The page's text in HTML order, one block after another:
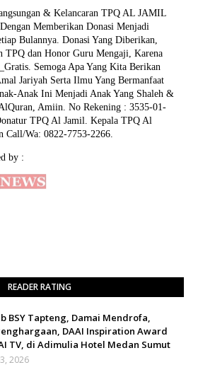
& Kelancaran TPQ AL JAMIL
Memberikan Donasi Menjadi
Bulannya. Donasi Yang Diberikan,
TPQ dan Honor Guru Mengaji, Karena
Semoga Apa Yang Kita Berikan
Jariyah Serta Ilmu Yang Bermanfaat
Anak Ini Menjadi Anak Yang Shaleh &
Amiin. No Rekening : 3535-01-
TPQ Al Jamil. Kepala TPQ Al
Wa: 0822-7753-2266.
by :
READER RATING
BSY Tapteng, Damai Mendrofa,
DAAI Inspiration Award
TV, di Adimulia Hotel Medan Sumut
2026